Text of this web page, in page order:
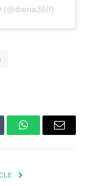
(@iberia360)
WhatsAppEmail